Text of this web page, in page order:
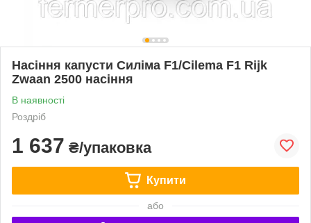
Насіння капусти Силіма F1/Cilema F1 Rijk
Zwaan 2500 насіння
В наявності
Роздріб
1 637 ₴/упаковка
Купити
або